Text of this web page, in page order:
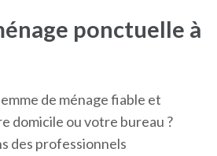
ponctuelle à
de ménage fiable et
domicile ou votre bureau ?
des professionnels